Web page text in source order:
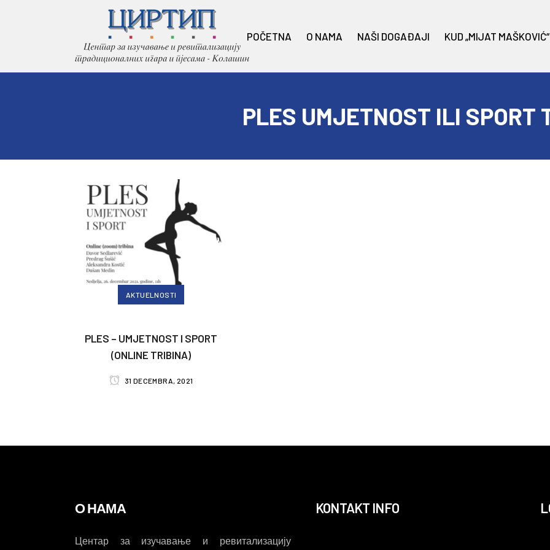
POČETNA O NAMA NAŠI DOGAĐAJI KUD „MIJAT MAŠKOVIĆ“
PLES UMJETNOST ILI SPORT
AKTUELNOSTI
PLES – UMJETNOST I SPORT
(ONLINE TRIBINA)
31 DECEMBRA, 2021
О НАМА
Центар за изучавање и ревитализацију
KONTAKT INFO